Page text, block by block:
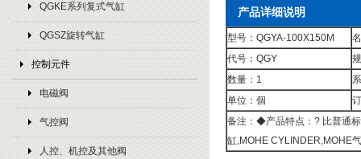
QGKE系列复式气缸
QGSZ旋转气缸
控制元件
电磁阀
气控阀
人控、机控及其他阀
产品详细说明
型号：QGYA-100X150M
代号：QGY
数量：1
单位：個
备注：◆产品特点：? 比普通
缸,MOHE CYLINDER,MOHE